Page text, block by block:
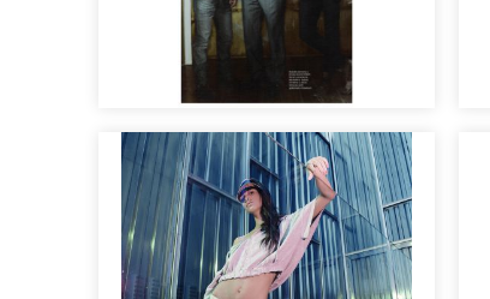
Maquillaje y peluquería
para sesión fotográfica